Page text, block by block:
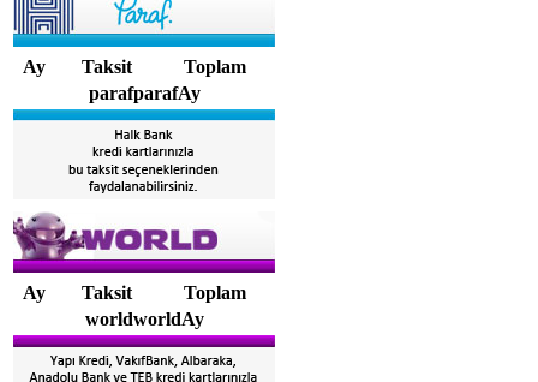
Ay Taksit
Toplam
parafparafAy
Ay Taksit
Toplam
worldworldAy